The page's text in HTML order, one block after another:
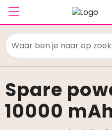
Textiel
Caps & Beanies
Spare
10000